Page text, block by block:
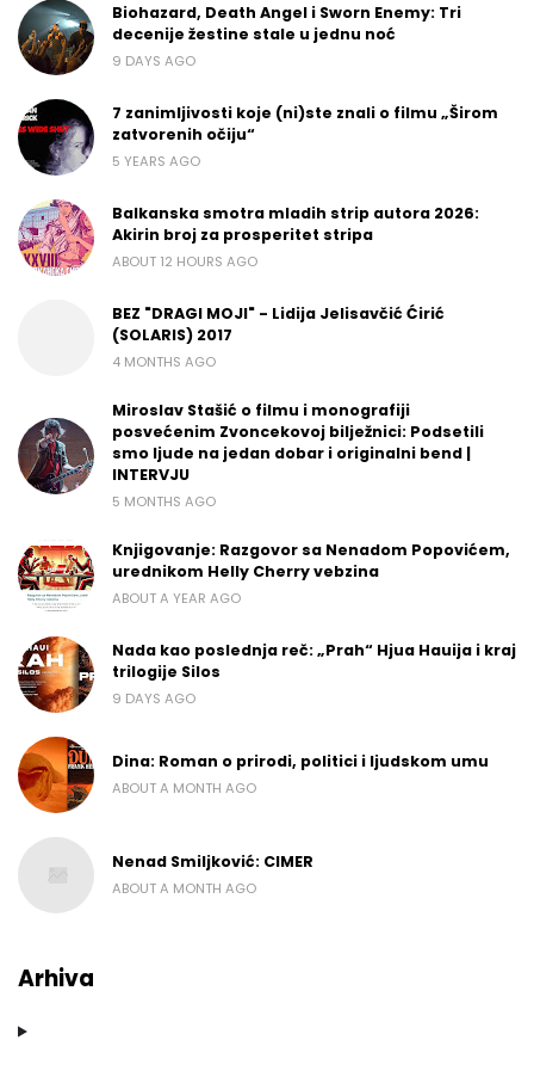
Biohazard, Death Angel i Sworn Enemy: Tri
decenije žestine stale u jednu noć
9 DAYS AGO
7 zanimljivosti koje (ni)ste znali o filmu „Širom
zatvorenih očiju“
5 YEARS AGO
Balkanska smotra mladih strip autora 2026:
Akirin broj za prosperitet stripa
ABOUT 12 HOURS AGO
BEZ "DRAGI MOJI" - Lidija Jelisavčić Ćirić
(SOLARIS) 2017
4 MONTHS AGO
Miroslav Stašić o filmu i monografiji
posvećenim Zvoncekovoj bilježnici: Podsetili
smo ljude na jedan dobar i originalni bend |
INTERVJU
5 MONTHS AGO
Knjigovanje: Razgovor sa Nenadom Popovićem,
urednikom Helly Cherry vebzina
ABOUT A YEAR AGO
Nada kao poslednja reč: „Prah“ Hjua Hauija i kraj
trilogije Silos
9 DAYS AGO
Dina: Roman o prirodi, politici i ljudskom umu
ABOUT A MONTH AGO
Nenad Smiljković: CIMER
ABOUT A MONTH AGO
Arhiva